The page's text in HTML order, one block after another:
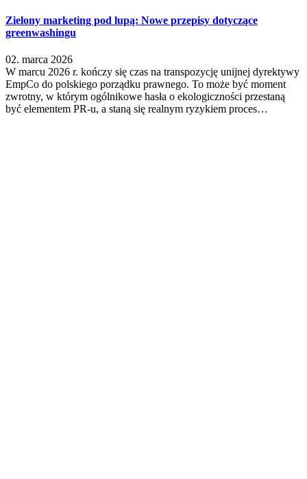
Zielony marketing pod lupą: Nowe przepisy dotyczące
greenwashingu
02. marca 2026
W marcu 2026 r. kończy się czas na transpozycję unijnej dyrektywy
EmpCo do polskiego porządku prawnego. To może być moment
zwrotny, w którym ogólnikowe hasła o ekologiczności przestaną
być elementem PR-u, a staną się realnym ryzykiem proces…